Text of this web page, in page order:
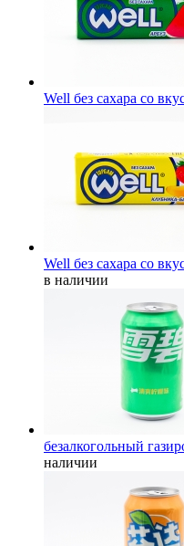
Well без сахара со
Well без сахара со
в наличии
безалкогольный
наличии